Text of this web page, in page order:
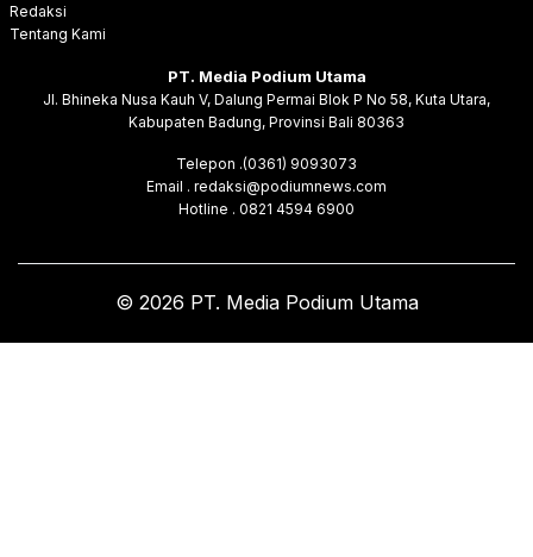
Redaksi
Tentang Kami
PT. Media Podium Utama
Jl. Bhineka Nusa Kauh V, Dalung Permai Blok P No 58, Kuta Utara,
Kabupaten Badung, Provinsi Bali 80363
Telepon .(0361) 9093073
Email . redaksi@podiumnews.com
Hotline . 0821 4594 6900
© 2026 PT. Media Podium Utama